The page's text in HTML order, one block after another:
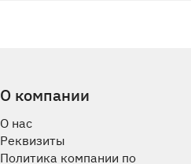
О компании
О нас
Реквизиты
Политика компании по